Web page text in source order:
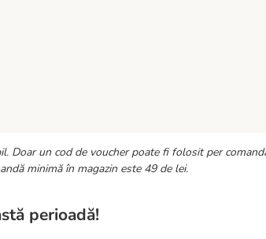
Doar un cod de voucher poate fi folosit per
minimă în magazin este 49 de lei.
perioadă!